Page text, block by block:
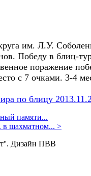
им. Л.У.
Победу в блиц-
поражение
с 7 очками. 3-
по блицу
памяти...
в шахматном... >
Дизайн ПВВ